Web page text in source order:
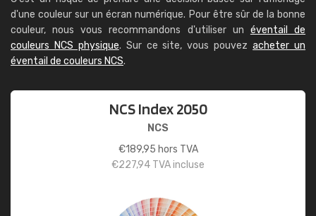
d'une couleur sur un écran numérique. Pour être sûr de la bonne
couleur, nous vous recommandons d'utiliser un éventail de
couleurs NCS physique. Sur ce site, vous pouvezacheter un
éventail de couleurs NCS.
NCS Index 2050
NCS
€189,95 hors TVA
€227,94 TVA incluse